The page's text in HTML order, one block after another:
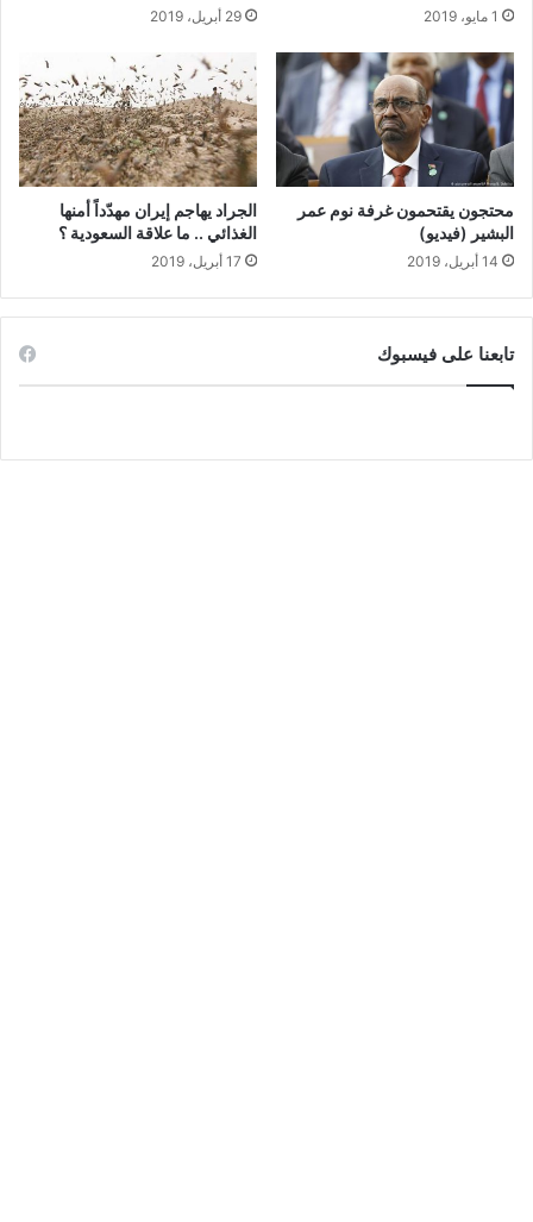
1 مايو، 2019 29 أبريل، 2019
محتجون يقتحمون غرفة نوم عمر
البشير (فيديو)
14 أبريل، 2019
الجراد يهاجم إيران مهدّداً أمنها
الغذائي .. ما علاقة السعودية ؟
17 أبريل، 2019
تابعنا على فيسبوك